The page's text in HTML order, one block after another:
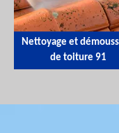
Nettoyage et
de toiture 91